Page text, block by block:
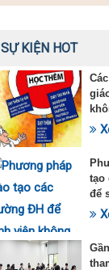
SỰ KIỆN HOT
dạy
tạo
để